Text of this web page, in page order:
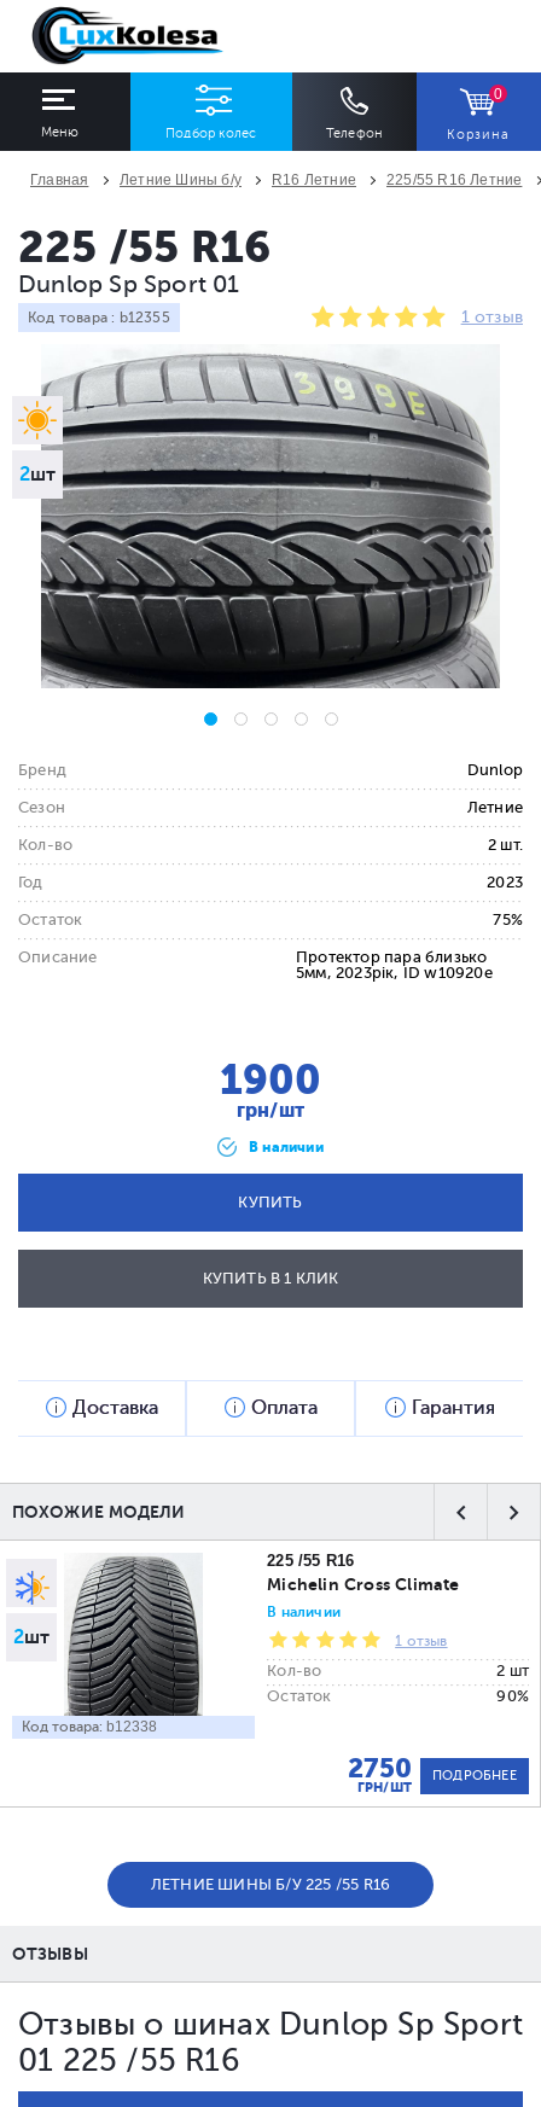
Меню Подбор колес Телефон
0
Корзина
Ширина
Все
Профиль
Все
Сезон
Все
Количество
Все
ПОДОБРАТЬ
Главная Летние Шины б/у R16 Летние 225/55 R16 Летние
2шт
225 /55 R16
Dunlop Sp Sport 01
Код товара : b12355 1 отзыв
Бренд Dunlop
Сезон Летние
Кол-во 2 шт.
Год 2023
Остаток 75%
Описание
Протектор пара близько
5мм, 2023рік, ID w10920e
1900
грн/шт
В наличии
КУПИТЬ
ОТПРАВИТЬ
КУПИТЬ В 1 КЛИК
Доставка Оплата Гарантия
ПОХОЖИЕ МОДЕЛИ
2шт
Код товара: b12338
225 /55 R16
Michelin Cross Climate
В наличии
1 отзыв
Кол-во
2 шт
Остаток
90%
2750
ГРН/ШТ
ПОДРОБНЕЕ
ЛЕТНИЕ ШИНЫ Б/У 225 /55 R16
ОТЗЫВЫ
Отзывы о шинах Dunlop Sp Sport
01 225 /55 R16